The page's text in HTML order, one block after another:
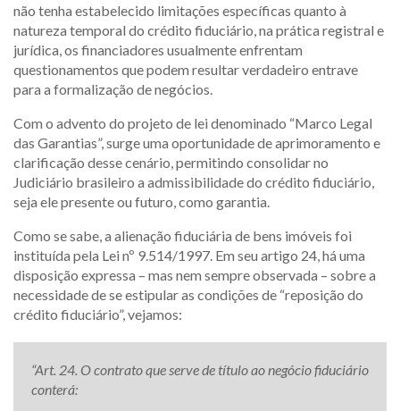
não tenha estabelecido limitações específicas quanto à
natureza temporal do crédito fiduciário, na prática registral e
jurídica, os financiadores usualmente enfrentam
questionamentos que podem resultar verdadeiro entrave
para a formalização de negócios.
Com o advento do projeto de lei denominado “Marco Legal
das Garantias”, surge uma oportunidade de aprimoramento e
clarificação desse cenário, permitindo consolidar no
Judiciário brasileiro a admissibilidade do crédito fiduciário,
seja ele presente ou futuro, como garantia.
Como se sabe, a alienação fiduciária de bens imóveis foi
instituída pela Lei nº 9.514/1997. Em seu artigo 24, há uma
disposição expressa – mas nem sempre observada – sobre a
necessidade de se estipular as condições de “reposição do
crédito fiduciário”, vejamos:
“Art. 24. O contrato que serve de título ao negócio fiduciário
conterá: